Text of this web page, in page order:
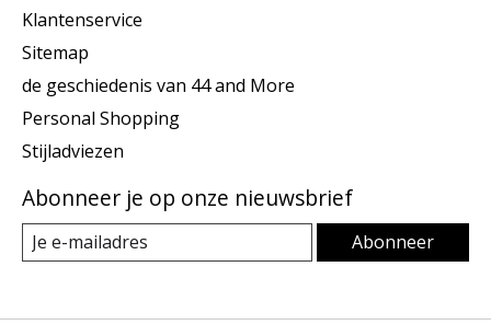
Klantenservice
Sitemap
de geschiedenis van 44 and More
Personal Shopping
Stijladviezen
Abonneer je op onze nieuwsbrief
Abonneer